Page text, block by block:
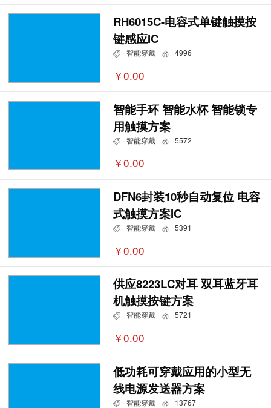
RH6015C-电容式单键触摸按
键感应IC
智能穿戴 4996
￥0.00
智能手环 智能水杯 智能锁专
用触摸方案
智能穿戴 5572
￥0.00
DFN6封装10秒自动复位 电容
式触摸方案IC
智能穿戴 5391
￥0.00
供应8223LC对耳 双耳蓝牙耳
机触摸按键方案
智能穿戴 5721
￥0.00
低功耗可穿戴应用的小型无
线电源发送器方案
智能穿戴 13767